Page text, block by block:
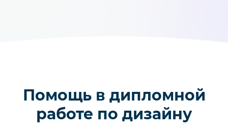
Помощь в дипломной
работе по дизайну